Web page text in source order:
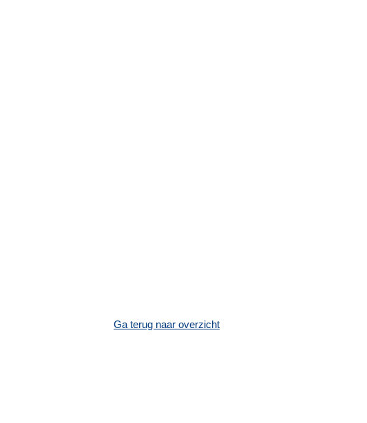
Ga terug naar overzicht